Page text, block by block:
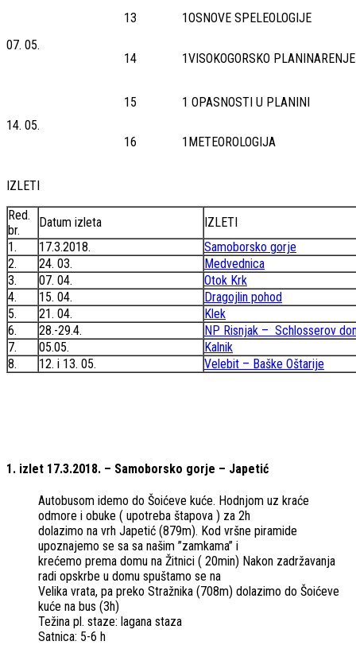
07. 05.
13 1OSNOVE SPELEOLOGIJE
14 1VISOKOGORSKO PLANINARENJE
14. 05.
15 1 OPASNOSTI U PLANINI
16 1 METEOROLOGIJA
IZLETI
Red.
br.
Datum izleta
IZLETI
1.
17.3.2018.
Samoborsko gorje
2.
24. 03.
Medvednica
3.
07. 04.
Otok Krk
4.
15. 04.
Dragojlin pohod
5.
21. 04.
Klek
6.
28.-29.4.
NP Risnjak – Schlosserov
7.
05.05.
Kalnik
8.
12. i 13. 05. Velebit – Baške Oštarije
1. izlet 17.3.2018. – Samoborsko gorje – Japetić
Autobusom idemo do Šoićeve kuće. Hodnjom uz kraće
odmore i obuke ( upotreba štapova ) za 2h
dolazimo na vrh Japetić (879m). Kod vršne piramide
upoznajemo se sa sa našim ”zamkama” i
krećemo prema domu na Žitnici ( 20min) Nakon zadržavanja
radi opskrbe u domu spuštamo se na
Velika vrata, pa preko Stražnika (708m) dolazimo do Šoićeve
kuće na bus (3h)
Težina pl. staze: lagana staza
Satnica: 5-6 h